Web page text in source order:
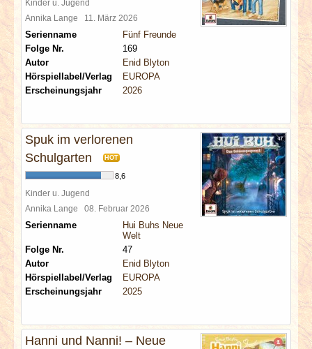
Kinder u. Jugend
Annika Lange 11. März 2026
Serienname
Fünf Freunde
Folge Nr.
169
Autor
Enid Blyton
Hörspiellabel/Verlag
EUROPA
Erscheinungsjahr
2026
Spuk im verlorenen
Schulgarten
HOT
8,6
Kinder u. Jugend
Annika Lange 08. Februar 2026
Serienname
Hui Buhs Neue
Welt
Folge Nr.
47
Autor
Enid Blyton
Hörspiellabel/Verlag
EUROPA
Erscheinungsjahr
2025
Hanni und Nanni! – Neue